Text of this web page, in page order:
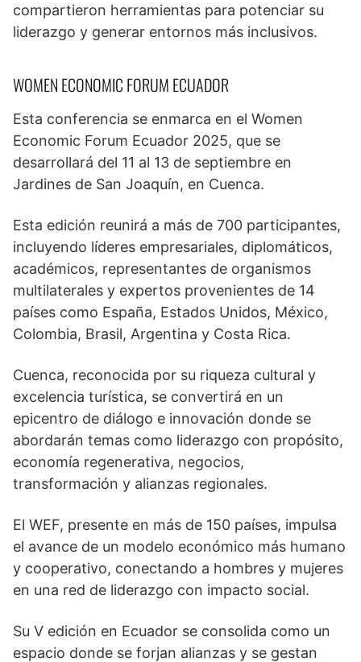
compartieron herramientas para potenciar su
liderazgo y generar entornos más inclusivos.
WOMEN ECONOMIC FORUM ECUADOR
Esta conferencia se enmarca en el Women
Economic Forum Ecuador 2025, que se
desarrollará del 11 al 13 de septiembre en
Jardines de San Joaquín, en Cuenca.
Esta edición reunirá a más de 700 participantes,
incluyendo líderes empresariales, diplomáticos,
académicos, representantes de organismos
multilaterales y expertos provenientes de 14
países como España, Estados Unidos, México,
Colombia, Brasil, Argentina y Costa Rica.
Cuenca, reconocida por su riqueza cultural y
excelencia turística, se convertirá en un
epicentro de diálogo e innovación donde se
abordarán temas como liderazgo con propósito,
economía regenerativa, negocios,
transformación y alianzas regionales.
El WEF, presente en más de 150 países, impulsa
el avance de un modelo económico más humano
y cooperativo, conectando a hombres y mujeres
en una red de liderazgo con impacto social.
Su V edición en Ecuador se consolida como un
espacio donde se forjan alianzas y se gestan